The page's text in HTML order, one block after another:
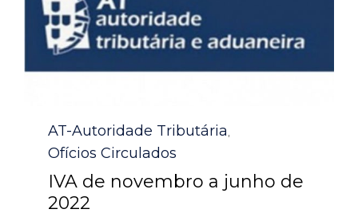
Category
AT-Autoridade Tributária,
Ofícios Circulados
IVA de novembro a junho de
2022